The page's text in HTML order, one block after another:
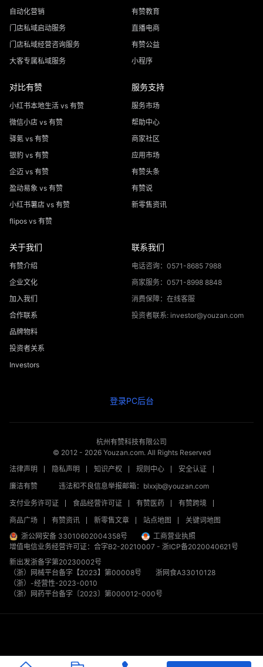
自动化营销
门店私域启动服务
门店私域经营咨询服务
大客专属私域服务
有赞教育
直播电商
有赞公益
小程序
对比有赞
小红书本地生活 vs 有赞
微信小店 vs 有赞
驿氪 vs 有赞
银豹 vs 有赞
企迈 vs 有赞
盈动易象 vs 有赞
小红书薯店 vs 有赞
flipos vs 有赞
服务支持
服务市场
帮助中心
商家社区
应用市场
有赞头条
有赞说
新零售资讯
关于我们
有赞介绍
企业文化
加入我们
合作联系
品牌物料
投资者关系
Investors
联系我们
电话咨询：0571-8685 7988
商家服务：0571-8998 8848
消费保障：在线客服
投资者联系: investor@youzan.com
登录PC后台
杭州有赞科技有限公司
© 2012 - 2026Youzan.com. All Rights Reserved
法律声明
隐私声明 知识产权 规则中心
安全认证
廉洁有赞
违法和不良信息举报邮箱：blxxjb@youzan.com
支付业务许可证
食品经营许可证 有赞医药
有赞跨境
商品广场
有赞资讯 新零售文章 站点地图
关键词地图
浙公网安备 33010602004358号
工商营业执照
增值电信业务经营许可证：合字B2-20210007 - 浙ICP备2020040621号
新出发浙备字第20230002号
（浙）网械平台备字【2023】第00008号
浙网食A33010128
（浙）-经营性-2023-0010
（浙）网药平台备字〔2023〕第000012-000号